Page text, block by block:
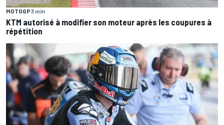
MOTOGP3 min
KTM autorisé à modifier son moteur après les coupures à
répétition